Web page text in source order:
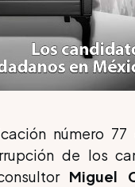
número
de los
Miguel